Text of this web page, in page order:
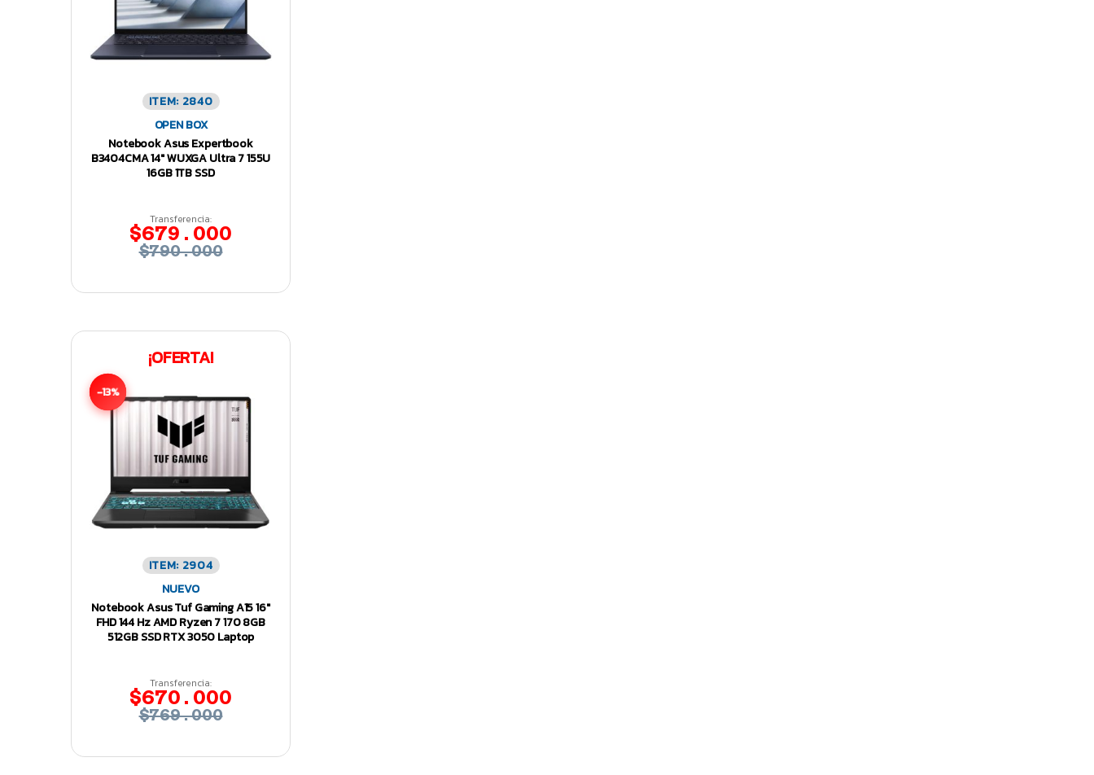
ITEM: 2840
OPEN BOX
Notebook Asus Expertbook
B3404CMA 14″ WUXGA Ultra 7 155U
16GB 1TB SSD
Transferencia:
$679.000
$790.000
¡OFERTA!
-13%
ITEM: 2904
NUEVO
Notebook Asus Tuf Gaming A15 16″
FHD 144 Hz AMD Ryzen 7 170 8GB
512GB SSD RTX 3050 Laptop
Transferencia:
$670.000
$769.000